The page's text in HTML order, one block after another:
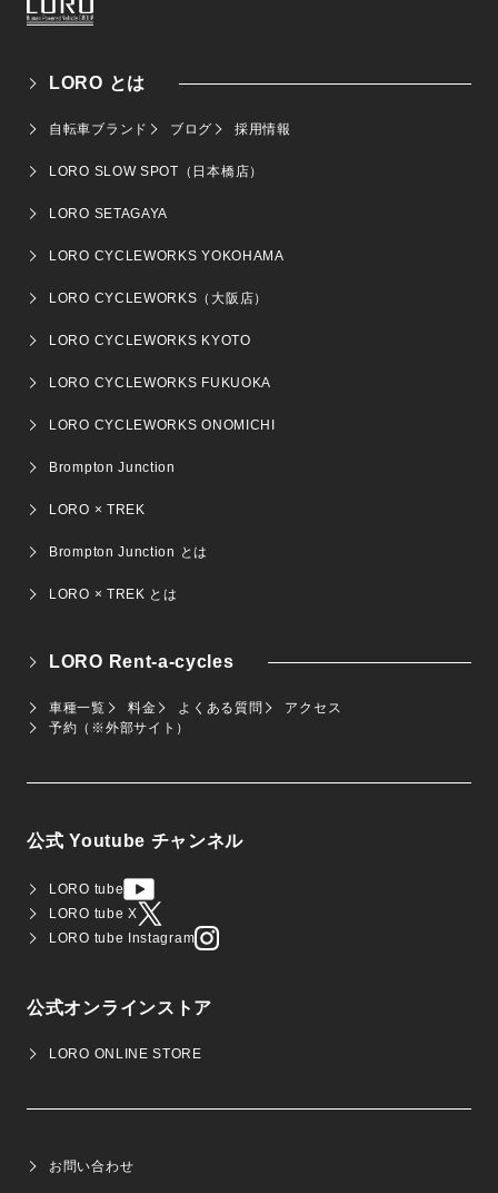
LORO とは
自転車ブランド ブログ 採用情報
LORO SLOW SPOT（日本橋店）
LORO SETAGAYA
LORO CYCLEWORKS YOKOHAMA
LORO CYCLEWORKS（大阪店）
LORO CYCLEWORKS KYOTO
LORO CYCLEWORKS FUKUOKA
LORO CYCLEWORKS ONOMICHI
Brompton Junction
LORO × TREK
Brompton Junction とは
LORO × TREK とは
LORO Rent-a-cycles
車種一覧 料金 よくある質問
アクセス
予約（※外部サイト）
公式 Youtube チャンネル
LORO tube
LORO tube X
LORO tube Instagram
公式オンラインストア
LORO ONLINE STORE
お問い合わせ